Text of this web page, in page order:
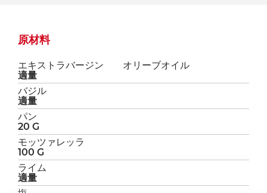
原材料
エキストラバージン オリーブオイル
適量
バジル
適量
パン
20 G
モッツァレッラ
100 G
ライム
適量